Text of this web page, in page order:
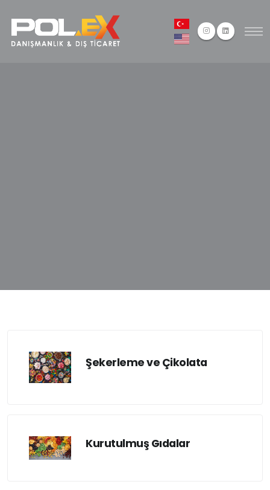
Şekerleme ve Çikolata
Kurutulmuş Gıdalar